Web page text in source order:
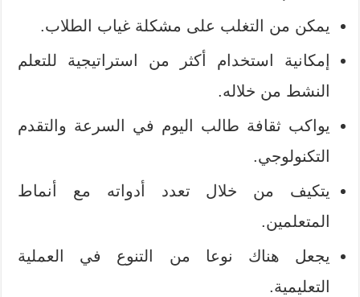
يمكن من التغلب على مشكلة غياب الطلاب.
إمكانية استخدام أكثر من استراتيجية للتعلم
النشط من خلاله.
يواكب ثقافة طالب اليوم في السرعة والتقدم
التكنولوجي.
يتكيف من خلال تعدد أدواته مع أنماط
المتعلمين.
يجعل هناك نوعا من التنوع في العملية
التعليمية.